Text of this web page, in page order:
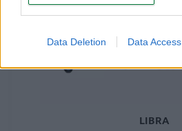
Data Deletion Data Access
LIBRA